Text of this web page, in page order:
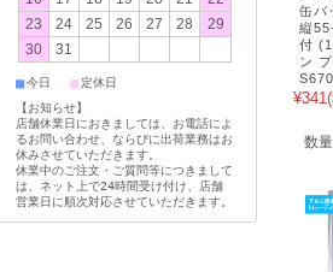
缶バ
縦
付
ン
S670
¥341
数量
23
24 25 26 27 28
29
30
31
■今日 ■定休日
【お知らせ】
店舗休業日におきましては、お電話によ
るお問い合わせ、ならびに出荷業務はお
休みさせていただきます。
休業中のご注文・ご質問等につきまして
は、ネット上で24時間受け付け、店舗
営業日に順次対応させていただきます。